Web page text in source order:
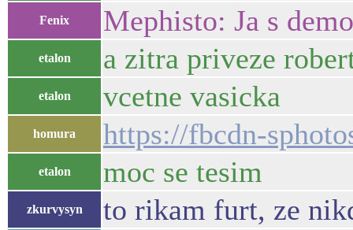
Fenix Mephisto: Ja s
etalon a zitra priveze
etalon vcetne vasicka
homura https://fbcdn-
etalon moc se tesim
zkurvysyn to rikam furt, ze